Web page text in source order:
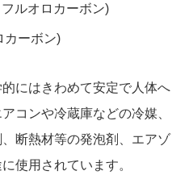
ルオロカーボン)
カーボン)
にはきわめて安定で人体へ
コンや冷蔵庫などの冷媒、
断熱材等の発泡剤、エアゾ
使用されています。